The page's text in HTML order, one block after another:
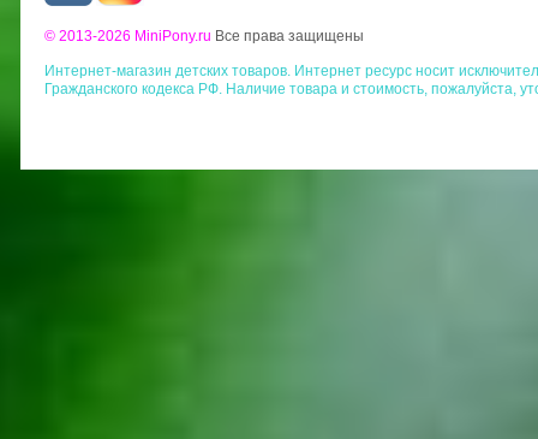
© 2013-2026 MiniPony.ru Все права защищены
Интернет-магазин детских товаров. Интернет ресурс носит
Гражданского кодекса РФ. Наличие товара и стоимость, пожалуйста,